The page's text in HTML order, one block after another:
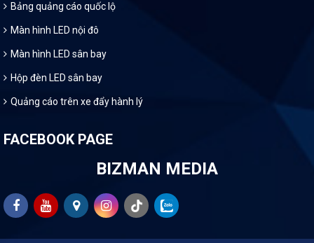
Bảng quảng cáo quốc lộ
Màn hình LED nội đô
Màn hình LED sân bay
Hộp đèn LED sân bay
Quảng cáo trên xe đẩy hành lý
FACEBOOK PAGE
BIZMAN MEDIA